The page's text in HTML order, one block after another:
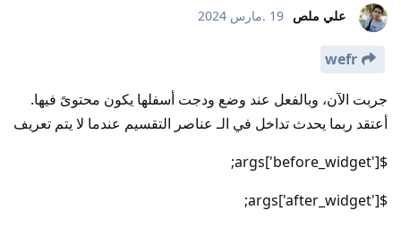
علي ملص 19 .مارس 2024
wefr
جربت الآن، وبالفعل عند وضع ودجت أسفلها يكون محتوىً فيها.
أعتقد ربما يحدث تداخل في الـ عناصر التقسيم عندما لا يتم تعريف
$args['before_widget'];
$args['after_widget'];